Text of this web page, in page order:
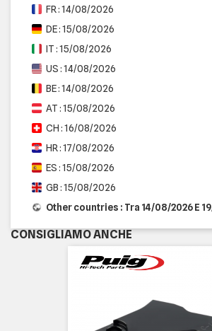
FR : 14/08/2026
DE : 15/08/2026
IT : 15/08/2026
US : 14/08/2026
BE : 14/08/2026
AT : 15/08/2026
CH : 16/08/2026
HR : 17/08/2026
ES : 15/08/2026
GB : 15/08/2026
Other countries : Tra 14/08/2026 E
CONSIGLIAMO ANCHE